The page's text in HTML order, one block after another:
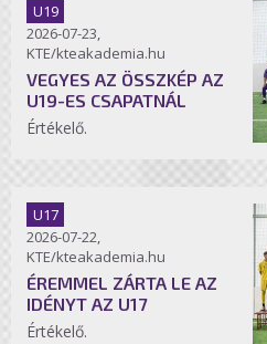
U19
2026-07-23,
KTE/kteakademia.hu
VEGYES AZ ÖSSZKÉP AZ
U19-ES CSAPATNÁL
Értékelő.
U17
2026-07-22,
KTE/kteakademia.hu
ÉREMMEL ZÁRTA LE AZ
IDÉNYT AZ U17
Értékelő.